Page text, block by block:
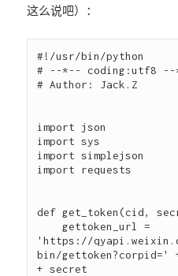
这么说吧）：
#!/usr/bin/python
# --*-- coding:utf8
# Author: Jack.Z
import json
import sys
import simplejson
import requests
def get_token(cid,
'https://
bin/gettoken?corpid='
+ secret